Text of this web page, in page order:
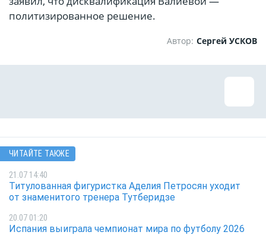
политизированное решение.
Автор: Сергей УСКОВ
ЧИТАЙТЕ ТАКЖЕ
21.07 14:40
Титулованная фигуристка Аделия Петросян уходит
от знаменитого тренера Тутберидзе
20.07 01:20
Испания выиграла чемпионат мира по футболу 2026